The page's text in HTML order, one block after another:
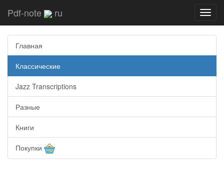
Pdf-note ru
Главная
Классические
Jazz Transcriptions
Разные
Книги
Покупки